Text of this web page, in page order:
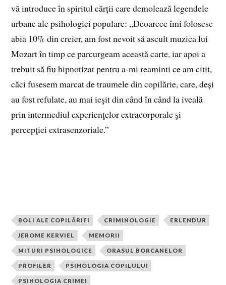
vă introduce în spiritul cărții care demolează legendele
urbane ale psihologiei populare: „Deoarece îmi folosesc
abia 10% din creier, am fost nevoit să ascult muzica lui
Mozart în timp ce parcurgeam această carte, iar apoi a
trebuit să fiu hipnotizat pentru a-mi reaminti ce am citit,
căci fusesem marcat de traumele din copilărie, care, deși
au fost refulate, au mai ieşit din când în când la iveală
prin intermediul experienţelor extracorporale şi
percepţiei extrasenzoriale.”
BOLI ALE COPILĂRIEI CRIMINOLOGIE ERLENDUR
JEROME KERVIEL MEMORII
MITURI PSIHOLOGICE ORASUL BORCANELOR
PROFILER PSIHOLOGIA COPILULUI
PSIHOLOGIA CRIMEI